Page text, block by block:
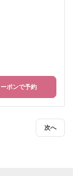
ポンで予約
次へ